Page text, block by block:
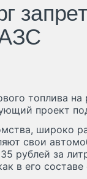
топлива
проект
широко
свои
рублей за
в его